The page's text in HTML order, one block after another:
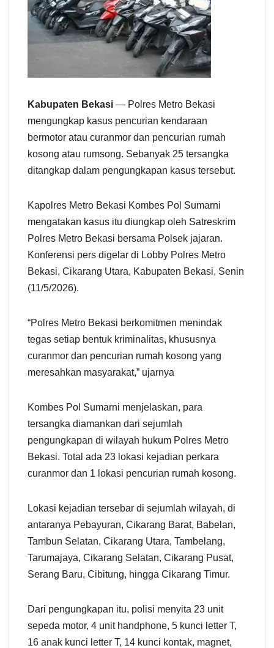
Kabupaten Bekasi — Polres Metro Bekasi
mengungkap kasus pencurian kendaraan
bermotor atau curanmor dan pencurian rumah
kosong atau rumsong. Sebanyak 25 tersangka
ditangkap dalam pengungkapan kasus tersebut.
Kapolres Metro Bekasi Kombes Pol Sumarni
mengatakan kasus itu diungkap oleh Satreskrim
Polres Metro Bekasi bersama Polsek jajaran.
Konferensi pers digelar di Lobby Polres Metro
Bekasi, Cikarang Utara, Kabupaten Bekasi, Senin
(11/5/2026).
“Polres Metro Bekasi berkomitmen menindak
tegas setiap bentuk kriminalitas, khususnya
curanmor dan pencurian rumah kosong yang
meresahkan masyarakat,” ujarnya
Kombes Pol Sumarni menjelaskan, para
tersangka diamankan dari sejumlah
pengungkapan di wilayah hukum Polres Metro
Bekasi. Total ada 23 lokasi kejadian perkara
curanmor dan 1 lokasi pencurian rumah kosong.
Lokasi kejadian tersebar di sejumlah wilayah, di
antaranya Pebayuran, Cikarang Barat, Babelan,
Tambun Selatan, Cikarang Utara, Tambelang,
Tarumajaya, Cikarang Selatan, Cikarang Pusat,
Serang Baru, Cibitung, hingga Cikarang Timur.
Dari pengungkapan itu, polisi menyita 23 unit
sepeda motor, 4 unit handphone, 5 kunci letter T,
16 anak kunci letter T, 14 kunci kontak, magnet,